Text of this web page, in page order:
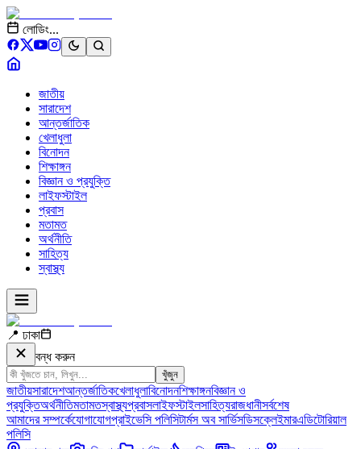
লোডিং...
জাতীয়
সারাদেশ
আন্তর্জাতিক
খেলাধুলা
বিনোদন
শিক্ষাঙ্গন
বিজ্ঞান ও প্রযুক্তি
লাইফস্টাইল
প্রবাস
মতামত
অর্থনীতি
সাহিত্য
স্বাস্থ্য
📍 ঢাকা
বন্ধ করুন
খুঁজুন
জাতীয়সারাদেশআন্তর্জাতিকখেলাধুলাবিনোদনশিক্ষাঙ্গনবিজ্ঞান ও
প্রযুক্তিঅর্থনীতিমতামতস্বাস্থ্যপ্রবাসলাইফস্টাইলসাহিত্যরাজধানীসর্বশেষ
আমাদের সম্পর্কেযোগাযোগপ্রাইভেসি পলিসিটার্মস অব সার্ভিসডিসক্লেইমারএডিটোরিয়াল
পলিসি